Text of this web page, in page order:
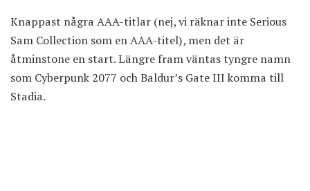
Knappast några AAA-titlar (nej, vi räknar inte Serious
Sam Collection som en AAA-titel), men det är
åtminstone en start. Längre fram väntas tyngre namn
som Cyberpunk 2077 och Baldur’s Gate III komma till
Stadia.